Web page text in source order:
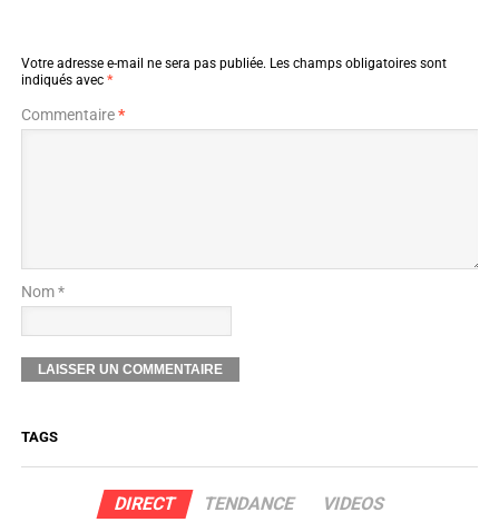
Votre adresse e-mail ne sera pas publiée. Les champs obligatoires sont
indiqués avec *
Commentaire*
Nom *
TAGS
DIRECT TENDANCE VIDEOS